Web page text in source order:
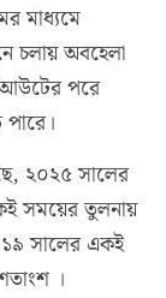
মাধ্যমে
চলায় অবহেলা
পরে
২০২৫ সালের
সময়ের তুলনায়
সালের একই
।